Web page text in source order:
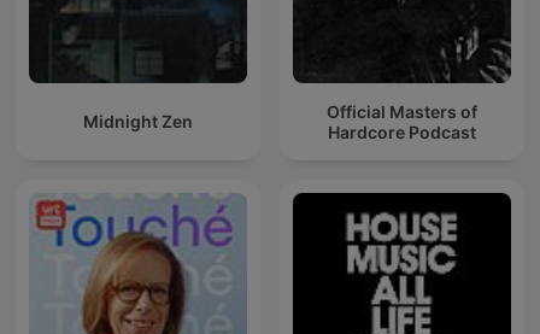
Midnight Zen
Official Masters of
Hardcore Podcast